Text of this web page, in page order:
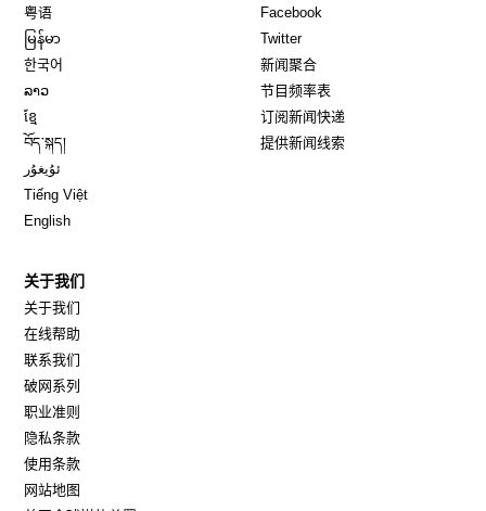
粤语
မြန်မာ
한국어
ລາວ
ខ្មែ
བོད་སྐད།
ئۇيغۇر
Tiếng Việt
English
Facebook
TwitterOpens in new window
新闻聚合
节目频率表
订阅新闻快递
提供新闻线索
关于我们
关于我们
在线帮助
联系我们
破网系列
职业准则
隐私条款
使用条款
网站地图